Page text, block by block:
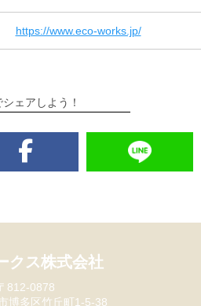
https://www.eco-works.jp/
シェアしよう！
クス株式会社
812-0878
博多区竹丘町1-5-38